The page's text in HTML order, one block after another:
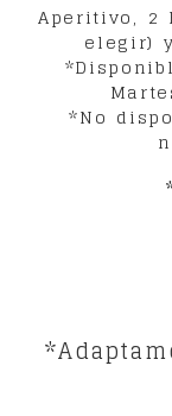
Aperitivo, 2
elegir)
*No